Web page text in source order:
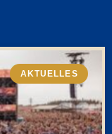
AKTUELLES